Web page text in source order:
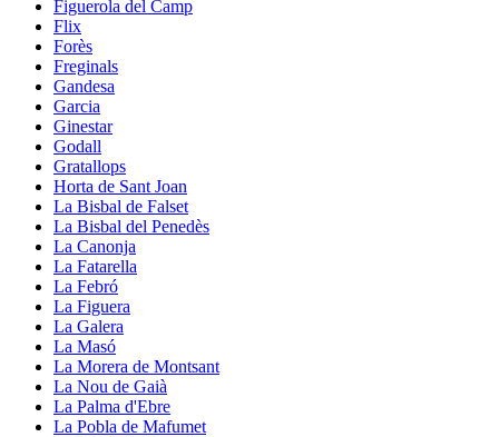
Figuerola del Camp
Flix
Forès
Freginals
Gandesa
Garcia
Ginestar
Godall
Gratallops
Horta de Sant Joan
La Bisbal de Falset
La Bisbal del Penedès
La Canonja
La Fatarella
La Febró
La Figuera
La Galera
La Masó
La Morera de Montsant
La Nou de Gaià
La Palma d'Ebre
La Pobla de Mafumet